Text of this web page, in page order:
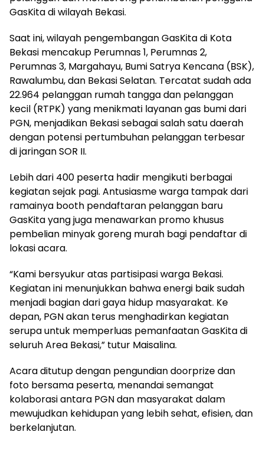
GasKita di wilayah Bekasi.
Saat ini, wilayah pengembangan GasKita di Kota
Bekasi mencakup Perumnas 1, Perumnas 2,
Perumnas 3, Margahayu, Bumi Satrya Kencana (BSK),
Rawalumbu, dan Bekasi Selatan. Tercatat sudah ada
22.964 pelanggan rumah tangga dan pelanggan
kecil (RTPK) yang menikmati layanan gas bumi dari
PGN, menjadikan Bekasi sebagai salah satu daerah
dengan potensi pertumbuhan pelanggan terbesar
di jaringan SOR II.
Lebih dari 400 peserta hadir mengikuti berbagai
kegiatan sejak pagi. Antusiasme warga tampak dari
ramainya booth pendaftaran pelanggan baru
GasKita yang juga menawarkan promo khusus
pembelian minyak goreng murah bagi pendaftar di
lokasi acara.
“Kami bersyukur atas partisipasi warga Bekasi.
Kegiatan ini menunjukkan bahwa energi baik sudah
menjadi bagian dari gaya hidup masyarakat. Ke
depan, PGN akan terus menghadirkan kegiatan
serupa untuk memperluas pemanfaatan GasKita di
seluruh Area Bekasi,” tutur Maisalina.
Acara ditutup dengan pengundian doorprize dan
foto bersama peserta, menandai semangat
kolaborasi antara PGN dan masyarakat dalam
mewujudkan kehidupan yang lebih sehat, efisien, dan
berkelanjutan.